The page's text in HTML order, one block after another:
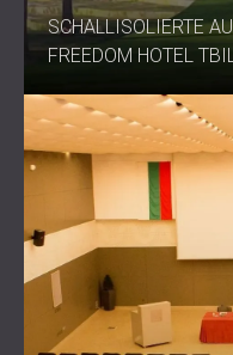
SCHALLISOLIERTE
FREEDOM HOTEL